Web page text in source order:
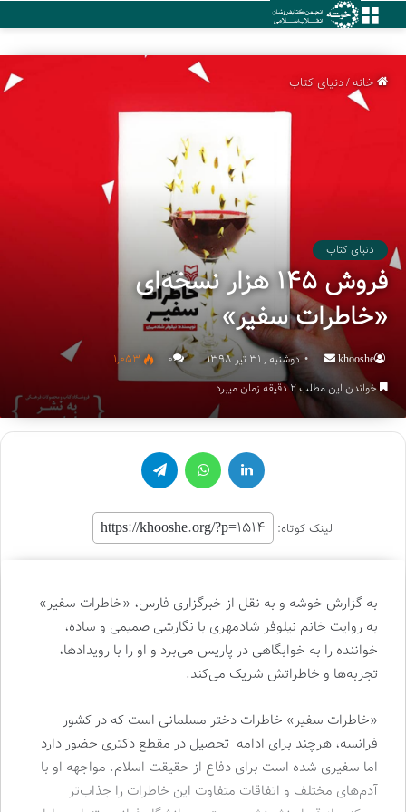
منو
خانه/دنیای کتاب
دنیای کتاب
فروش ۱۴۵ هزار نسخه‌ای
«خاطرات سفیر»
khooshe
Send
an
email
دوشنبه , 31 تیر 1398 ۰
1,053
خواندن این مطلب 2 دقیقه زمان میبرد
لینکدین واتس آپ تلگرام
لینک کوتاه:
به گزارش خوشه و به نقل از خبرگزاری فارس، «خاطرات سفیر»
به روایت خانم نیلوفر شادمهری با نگارشی صمیمی و ساده،
خواننده را به خوابگاهی در پاریس می‌برد و او را با رویدادها،
تجربه‌ها و خاطراتش شریک می‌کند.
«خاطرات سفیر» خاطرات دختر مسلمانی است که در کشور
فرانسه، هرچند برای ادامه تحصیل در مقطع دکتری حضور دارد
اما سفیری شده است برای دفاع از حقیقت اسلام. مواجهه او با
آدم‌های مختلف و اتفاقات متفاوت این خاطرات را جذاب‌تر